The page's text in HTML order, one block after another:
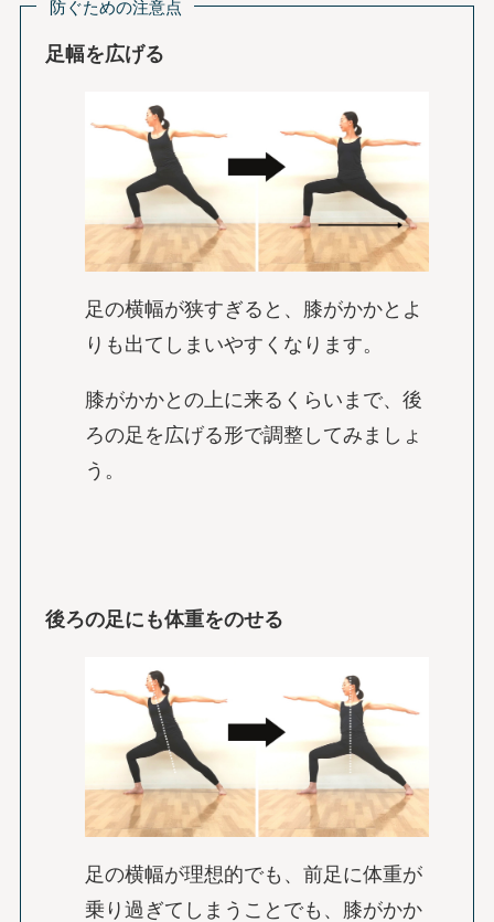
防ぐための注意点
足幅を広げる
足の横幅が狭すぎると、膝がかかとよ
りも出てしまいやすくなります。
膝がかかとの上に来るくらいまで、後
ろの足を広げる形で調整してみましょ
う。
後ろの足にも体重をのせる
足の横幅が理想的でも、前足に体重が
乗り過ぎてしまうことでも、膝がかか